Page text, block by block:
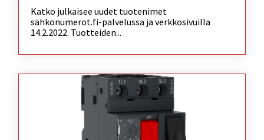
Katko julkaisee uudet tuotenimet
sähkönumerot.fi-palvelussa ja verkkosivuilla
14.2.2022. Tuotteiden...